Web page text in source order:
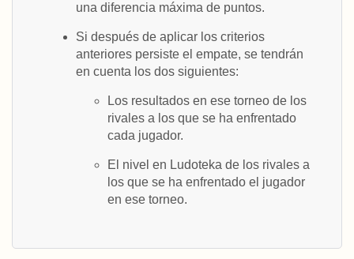
una diferencia máxima de puntos.
Si después de aplicar los criterios
anteriores persiste el empate, se tendrán
en cuenta los dos siguientes:
Los resultados en ese torneo de los
rivales a los que se ha enfrentado
cada jugador.
El nivel en Ludoteka de los rivales a
los que se ha enfrentado el jugador
en ese torneo.